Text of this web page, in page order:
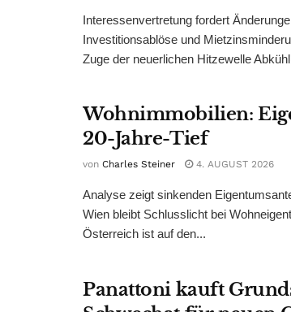
Interessenvertretung fordert
Investitionsablöse und
Zuge der neuerlichen Hitzewelle
Wohnimmobilien:
20-Jahre-Tief
von Charles Steiner 4. AUGUST 2026
Analyse zeigt sinkenden
Wien bleibt Schlusslicht bei
Österreich ist auf den...
Panattoni kauft